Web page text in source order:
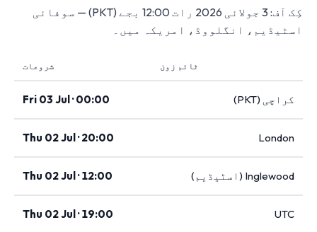
کِک آف: 3 جولائی 2026 رات 12:00 بجے (PKT) — سوفائی
اسٹیڈیم، انگلووڈ، امریکہ میں۔
ٹائم زون شروعات
کراچی (PKT) Fri 03 Jul · 00:00
London
Thu 02 Jul · 20:00
Inglewood (اسٹیڈیم) Thu 02 Jul · 12:00
UTC
Thu 02 Jul · 19:00